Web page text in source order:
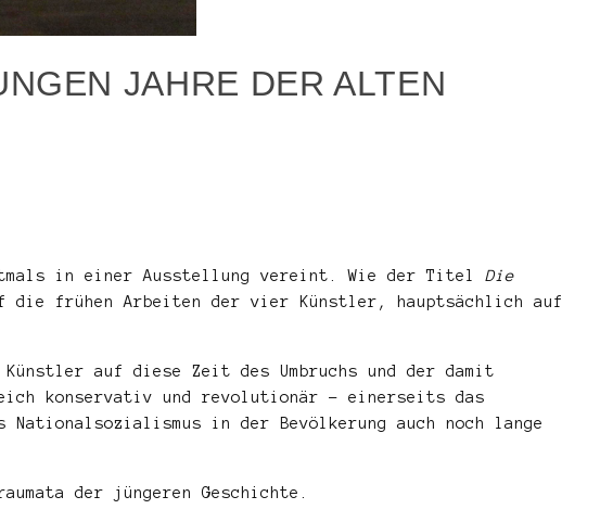
JAHRE DER ALTEN
in einer Ausstellung vereint. Wie der Titel Die
frühen Arbeiten der vier Künstler, hauptsächlich auf
auf diese Zeit des Umbruchs und der damit
konservativ und revolutionär – einerseits das
in der Bevölkerung auch noch lange
der jüngeren Geschichte.